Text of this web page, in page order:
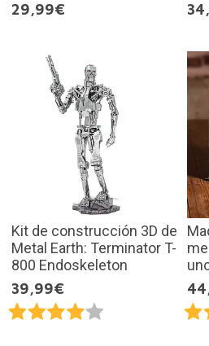
29,99€
Kit de construcción 3D de
Metal Earth: Terminator T-
800 Endoskeleton
39,99€